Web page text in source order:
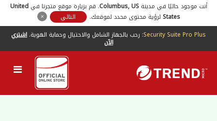
أنت موجود حاليًا في مدينة Columbus,US . قم بزيارة موقع متجرنا فيUnited
States لرؤية محتوى محدد لموقعك.
التالي
Security Suite Pro Plus: رحب بالجهاز الشامل والاحتيال وحماية الهوية. اشتري
الآن